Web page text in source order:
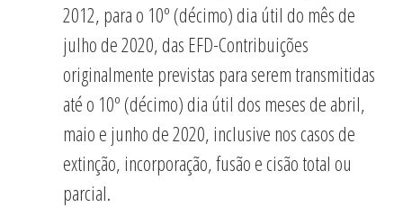
2012, para o 10º (décimo) dia útil do mês de
julho de 2020, das EFD-Contribuições
originalmente previstas para serem transmitidas
até o 10º (décimo) dia útil dos meses de abril,
maio e junho de 2020, inclusive nos casos de
extinção, incorporação, fusão e cisão total ou
parcial.